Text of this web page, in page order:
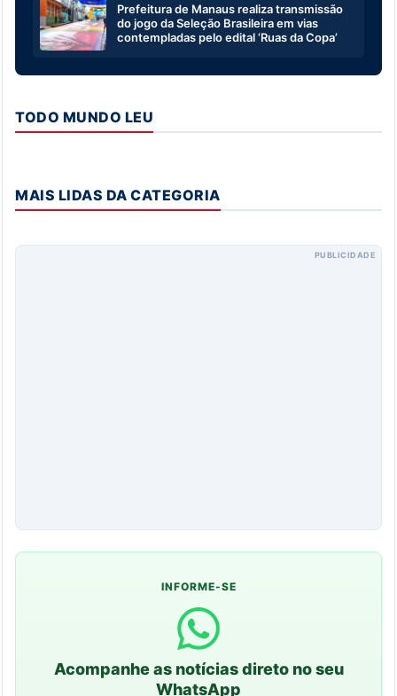
Prefeitura de Manaus realiza transmissão
do jogo da Seleção Brasileira em vias
contempladas pelo edital ‘Ruas da Copa’
TODO MUNDO LEU
MAIS LIDAS DA CATEGORIA
PUBLICIDADE
INFORME-SE
Acompanhe as notícias direto no seu
WhatsApp